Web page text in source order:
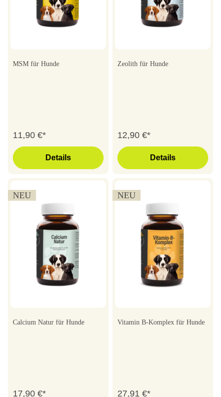
MSM für Hunde
11,90 €*
Details
Zeolith für Hunde
12,90 €*
Details
NEU
Calcium Natur für Hunde
17,90 €*
NEU
Vitamin B-Komplex für Hunde
27,91 €*